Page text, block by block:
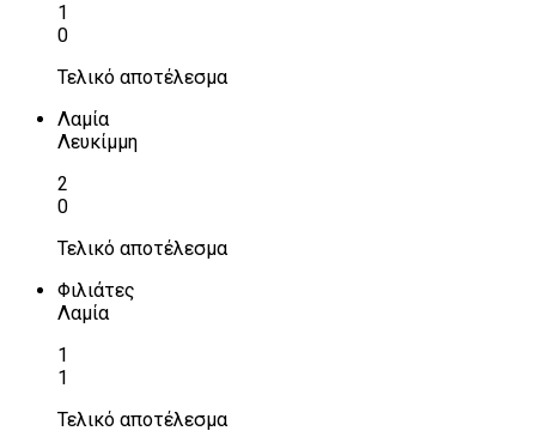
1
0
Τελικό αποτέλεσμα
Λαμία
Λευκίμμη
2
0
Τελικό αποτέλεσμα
Φιλιάτες
Λαμία
1
1
Τελικό αποτέλεσμα